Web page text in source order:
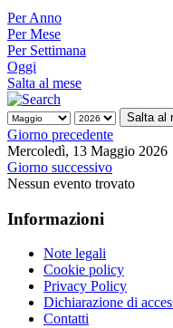
Per Anno
Per Mese
Per Settimana
Oggi
Salta al mese
Salta al
Giorno precedente
Mercoledì, 13 Maggio 2026
Giorno successivo
Nessun evento trovato
Informazioni
Note legali
Cookie policy
Privacy Policy
Dichiarazione di
Contatti